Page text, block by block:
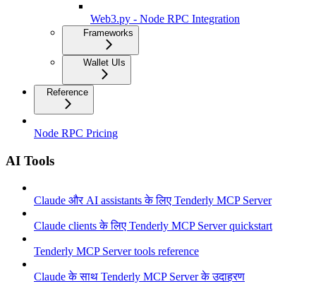
Web3.py - Node RPC Integration
Frameworks
Wallet UIs
Reference
Node RPC Pricing
AI Tools
Claude और AI assistants के लिए Tenderly MCP Server
Claude clients के लिए Tenderly MCP Server quickstart
Tenderly MCP Server tools reference
Claude के साथ Tenderly MCP Server के उदाहरण